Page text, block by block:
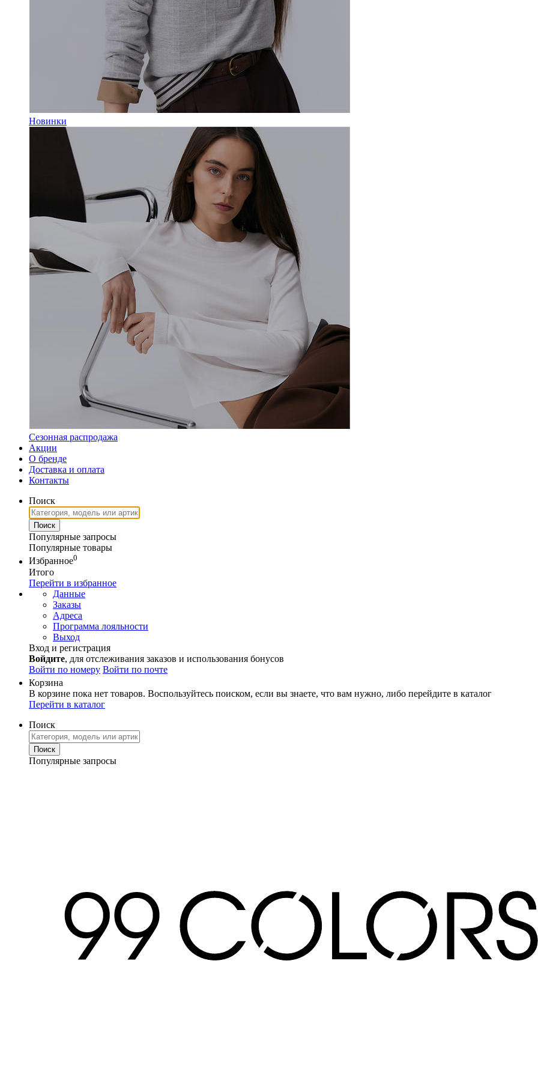
Новинки
Сезонная распродажа
Акции
О бренде
Доставка и оплата
Контакты
Поиск
Популярные запросы
Популярные товары
Избранное0
Итого
Перейти в избранное
Данные
Заказы
Адреса
Программа лояльности
Выход
Вход и регистрация
Войдите, для отслеживания заказов и использования бонусов
Войти по номеру Войти по почте
Корзина
В корзине пока нет товаров. Воспользуйтесь поиском, если вы знаете, что вам нужно, либо перейдите в каталог
Перейти в каталог
Поиск
Популярные запросы